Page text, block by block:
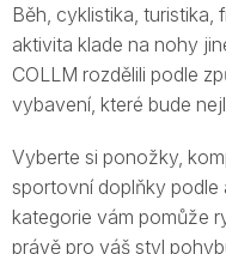
Běh, cyklistika,
aktivita klade na nohy
COLLM rozdělili podle
vybavení, které bude
Vyberte si ponožky,
sportovní doplňky podle
kategorie vám pomůže
právě pro váš styl